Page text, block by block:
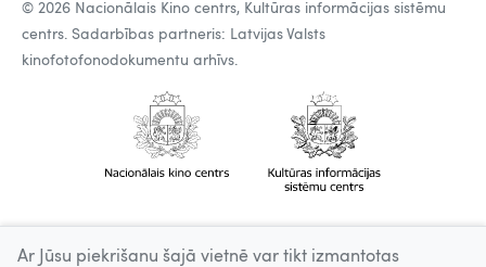
© 2026 Nacionālais Kino centrs, Kultūras informācijas sistēmu
centrs. Sadarbības partneris: Latvijas Valsts
kinofotofonodokumentu arhīvs.
Ar Jūsu piekrišanu šajā vietnē var tikt izmantotas